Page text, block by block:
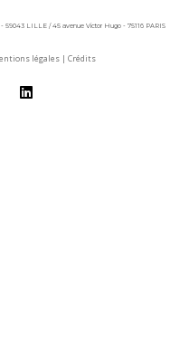
59043 LILLE / 45 avenue Victor Hugo - 75116 PARIS
légales | Crédits